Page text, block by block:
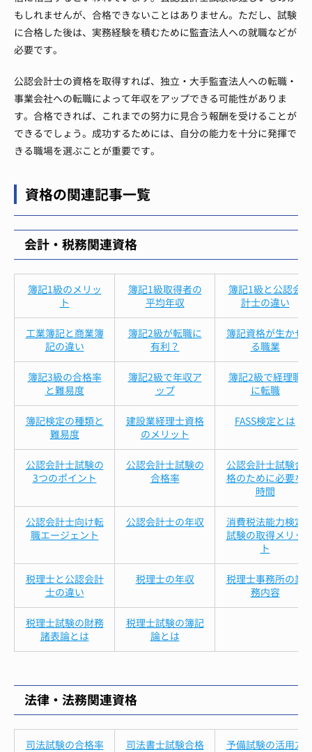
もしれませんが、合格できないことはありません。ただし、試験
に合格した後は、実務経験を積むために監査法人への就職などが
必要です。
公認会計士の資格を取得すれば、独立・大手監査法人への転職・
事業会社への転職によって年収をアップできる可能性がありま
す。合格できれば、これまでの努力に見合う報酬を受けることが
できるでしょう。成功するためには、自分の能力を十分に発揮で
きる職場を選ぶことが重要です。
資格の関連記事一覧
会計・税務関連資格
簿記1級のメリッ
ト
簿記1級取得者の
平均年収
簿記1級と公認会
計士の違い
工業簿記と商業簿
記の違い
簿記2級が転職に
有利？
簿記資格が生かせ
る職業
簿記3級の合格率
と難易度
簿記2級で年収ア
ップ
簿記2級で経理職
に転職
簿記検定の種類と
難易度
建設業経理士資格
のメリット
FASS検定とは
公認会計士試験の
3つのポイント
公認会計士試験の
合格率
公認会計士試験合
格のために必要な
時間
公認会計士向け転
職エージェント
公認会計士の年収
消費税法能力検定
試験の取得メリッ
ト
税理士と公認会計
士の違い
税理士の年収
税理士事務所の業
務内容
税理士試験の財務
諸表論とは
税理士試験の簿記
論とは
法律・法務関連資格
司法試験の合格率
司法書士試験合格
予備試験の活用方